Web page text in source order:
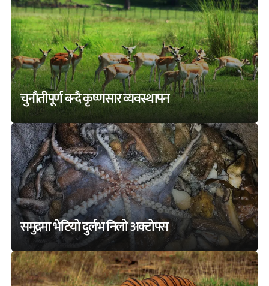
चुनौतीपूर्ण बन्दै कृष्णसार व्यवस्थापन
समुद्रमा भेटियो दुर्लभ निलो अक्टोपस